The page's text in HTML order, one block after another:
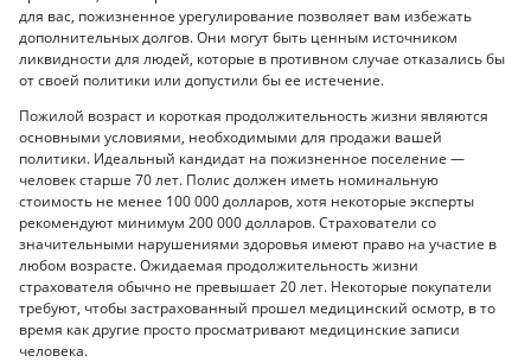
для вас, пожизненное урегулирование позволяет вам избежать
дополнительных долгов. Они могут быть ценным источником
ликвидности для людей, которые в противном случае отказались бы
от своей политики или допустили бы ее истечение.
Пожилой возраст и короткая продолжительность жизни являются
основными условиями, необходимыми для продажи вашей
политики. Идеальный кандидат на пожизненное поселение —
человек старше 70 лет. Полис должен иметь номинальную
стоимость не менее 100 000 долларов, хотя некоторые эксперты
рекомендуют минимум 200 000 долларов. Страхователи со
значительными нарушениями здоровья имеют право на участие в
любом возрасте. Ожидаемая продолжительность жизни
страхователя обычно не превышает 20 лет. Некоторые покупатели
требуют, чтобы застрахованный прошел медицинский осмотр, в то
время как другие просто просматривают медицинские записи
человека.